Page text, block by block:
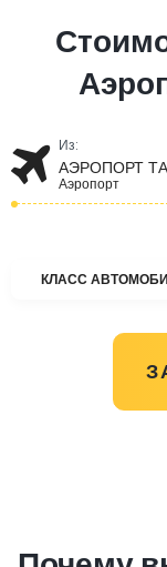
Из:
АЭРОПОРТ
Аэропорт
КЛАСС